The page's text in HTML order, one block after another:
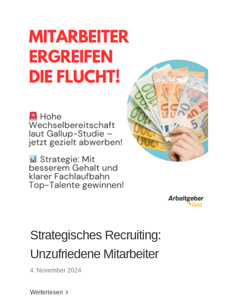
Strategisches Recruiting:
Unzufriedene Mitarbeiter
4. November 2024
Weiterlesen